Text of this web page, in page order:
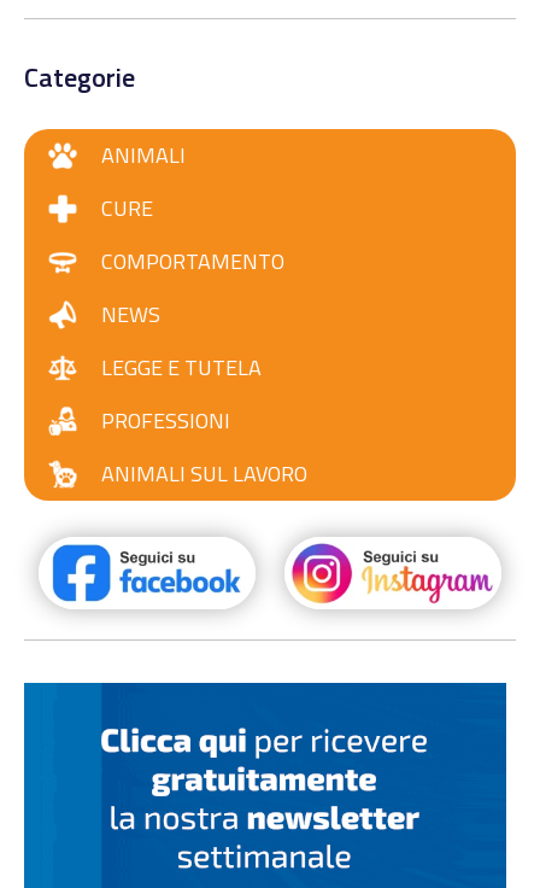
Categorie
ANIMALI
CURE
COMPORTAMENTO
NEWS
LEGGE E TUTELA
PROFESSIONI
ANIMALI SUL LAVORO